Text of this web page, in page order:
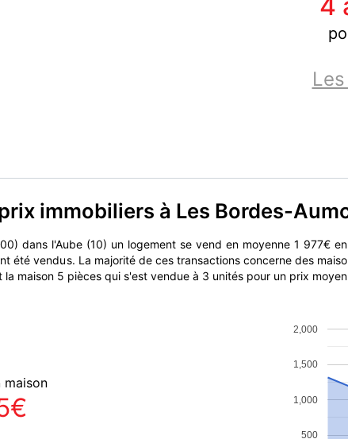
immobiliers à Les Bordes-
dans l'Aube (10) un logement se vend en moyenne 1 977€
été vendus. La majorité de ces transactions concerne des
maison 5 pièces qui s'est vendue à 3 unités pour un prix
maison
500
1,000
1,500
2,000